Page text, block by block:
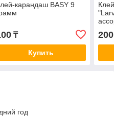
карандаш BASY 9
₸
Купить
200
год